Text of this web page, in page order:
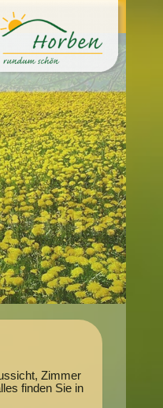
Zimmer
finden Sie in